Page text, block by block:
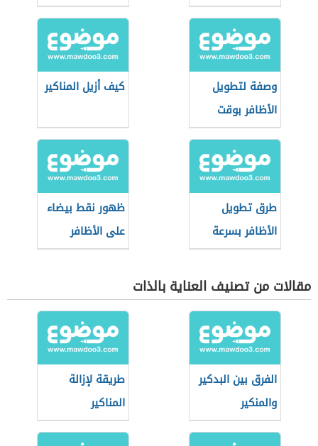
وصفة لتطويل
الأظافر بوقت
قصير
كيف أزيل المناكير
طرق تطويل
الأظافر بسرعة
ظهور نقط بيضاء
على الأظافر
مقالات من تصنيف العناية بالذات
الفرق بين البدكير
والمنكير
طريقة لإزالة
المناكير